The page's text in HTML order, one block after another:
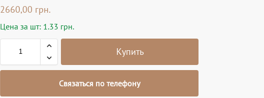
2660,00 грн.
Цена за шт: 1.33 грн.
Купить
Связаться по телефону